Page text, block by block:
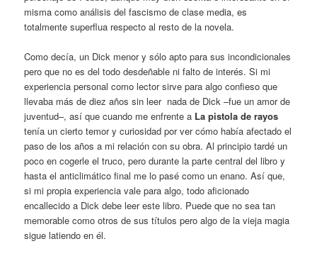
misma como análisis del fascismo de clase media, es
totalmente superflua respecto al resto de la novela.
Como decía, un Dick menor y sólo apto para sus incondicionales
pero que no es del todo desdeñable ni falto de interés. Si mi
experiencia personal como lector sirve para algo confieso que
llevaba más de diez años sin leer nada de Dick –fue un amor de
juventud–, así que cuando me enfrente a La pistola de rayos
tenía un cierto temor y curiosidad por ver cómo había afectado el
paso de los años a mi relación con su obra. Al principio tardé un
poco en cogerle el truco, pero durante la parte central del libro y
hasta el anticlimático final me lo pasé como un enano. Así que,
si mi propia experiencia vale para algo, todo aficionado
encallecido a Dick debe leer este libro. Puede que no sea tan
memorable como otros de sus títulos pero algo de la vieja magia
sigue latiendo en él.